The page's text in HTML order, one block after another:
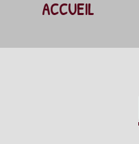
ACCUEIL